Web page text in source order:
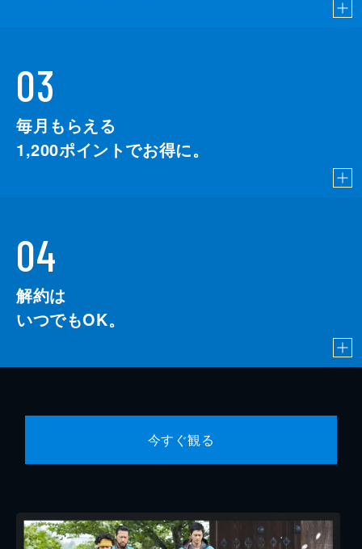
03
毎月もらえる
1,200ポイントでお得に。
04
解約は
いつでもOK。
今すぐ観る